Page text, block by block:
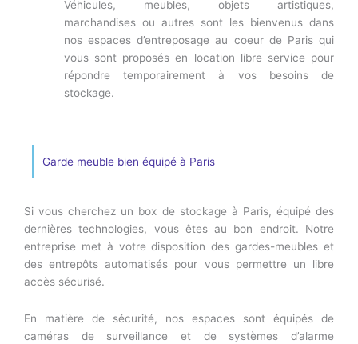
Véhicules, meubles, objets artistiques,
marchandises ou autres sont les bienvenus dans
nos espaces d’entreposage au coeur de Paris qui
vous sont proposés en location libre service pour
répondre temporairement à vos besoins de
stockage.
Garde meuble bien équipé à Paris
Si vous cherchez un box de stockage à Paris, équipé des
dernières technologies, vous êtes au bon endroit. Notre
entreprise met à votre disposition des gardes-meubles et
des entrepôts automatisés pour vous permettre un libre
accès sécurisé.
En matière de sécurité, nos espaces sont équipés de
caméras de surveillance et de systèmes d’alarme